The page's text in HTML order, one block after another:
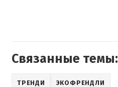
Связанные темы:
ТРЕНДИ ЭКОФРЕНДЛИ